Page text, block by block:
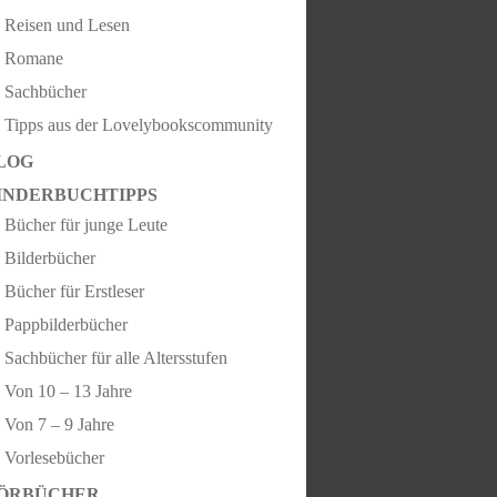
Reisen und Lesen
Romane
Sachbücher
Tipps aus der Lovelybookscommunity
Bücher für junge Leute
Bilderbücher
Bücher für Erstleser
Pappbilderbücher
Sachbücher für alle Altersstufen
Von 10 – 13 Jahre
Von 7 – 9 Jahre
Vorlesebücher